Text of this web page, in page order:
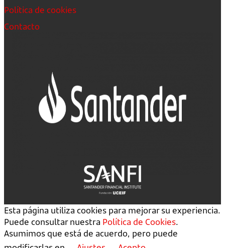
Política de cookies
Contacto
Esta página utiliza cookies para mejorar su experiencia.
Puede consultar nuestra Política de Cookies.
Asumimos que está de acuerdo, pero puede